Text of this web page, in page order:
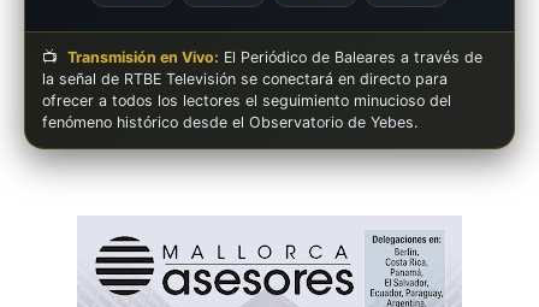
📺 Transmisión en Vivo: El Periódico de Baleares a través de
la señal de RTBE Televisión se conectará en directo para
ofrecer a todos los lectores el seguimiento minucioso del
fenómeno histórico desde el Observatorio de Yebes.